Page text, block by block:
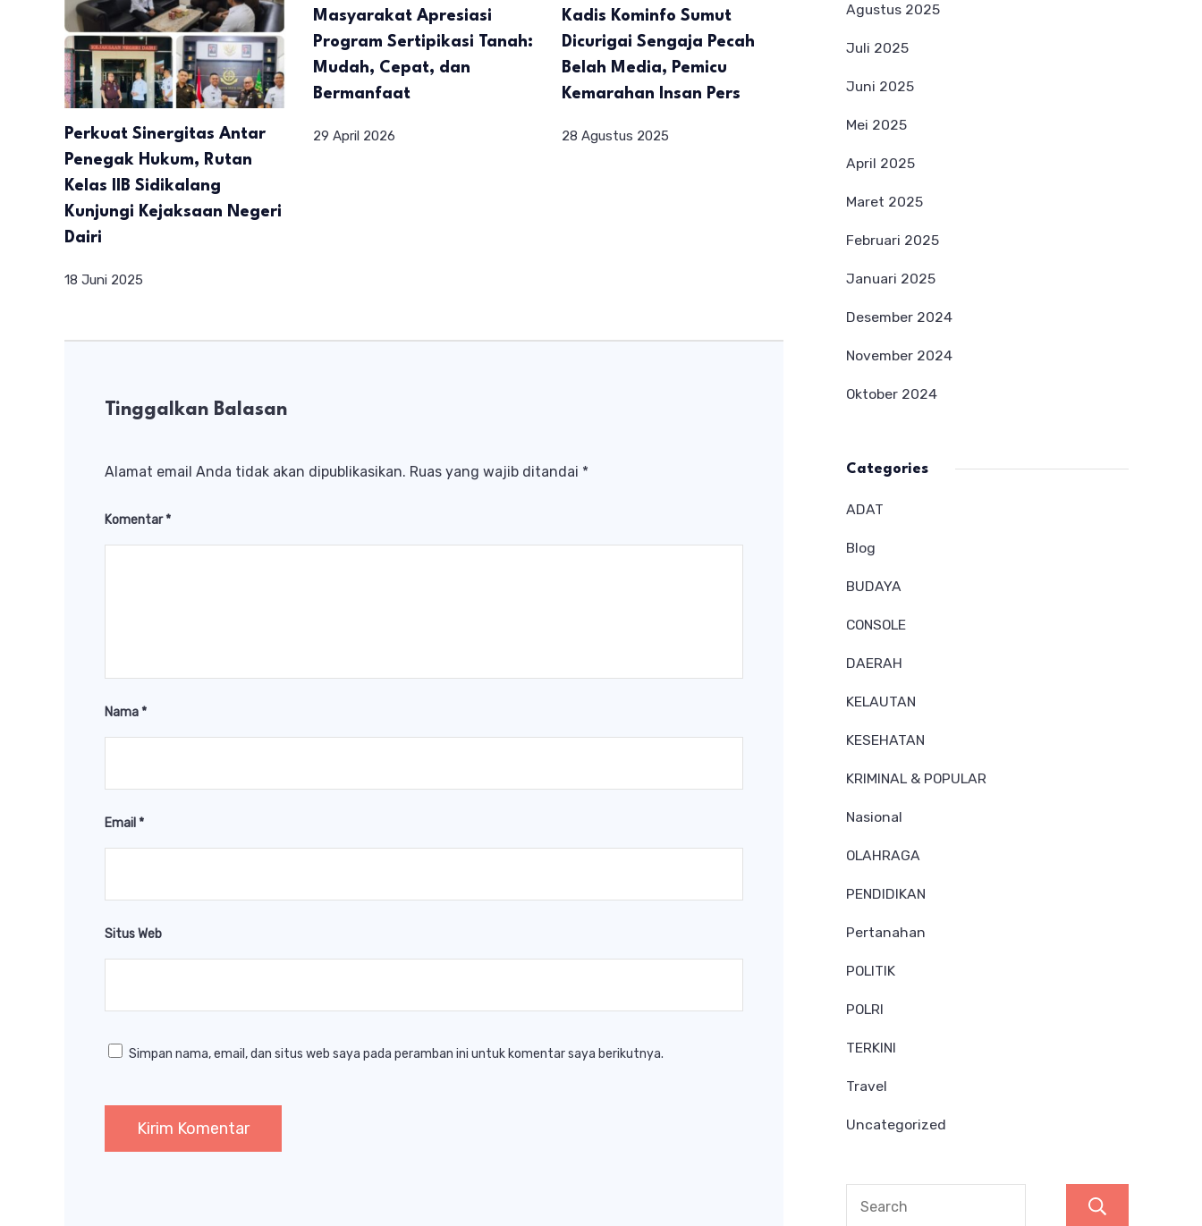
Perkuat Sinergitas Antar
Penegak Hukum, Rutan
Kelas IIB Sidikalang
Kunjungi Kejaksaan Negeri
Dairi
18 Juni 2025
Masyarakat Apresiasi
Program Sertipikasi Tanah:
Mudah, Cepat, dan
Bermanfaat
29 April 2026
Kadis Kominfo Sumut
Dicurigai Sengaja Pecah
Belah Media, Pemicu
Kemarahan Insan Pers
28 Agustus 2025
Tinggalkan Balasan
Alamat email Anda tidak akan dipublikasikan. Ruas yang wajib ditandai *
Komentar*
Nama*
Email *
Situs Web
Simpan nama, email, dan situs web saya pada peramban ini untuk komentar saya berikutnya.
Agustus 2025
Juli 2025
Juni 2025
Mei 2025
April 2025
Maret 2025
Februari 2025
Januari 2025
Desember 2024
November 2024
Oktober 2024
Categories
ADAT
Blog
BUDAYA
CONSOLE
DAERAH
KELAUTAN
KESEHATAN
KRIMINAL & POPULAR
Nasional
OLAHRAGA
PENDIDIKAN
Pertanahan
POLITIK
POLRI
TERKINI
Travel
Uncategorized